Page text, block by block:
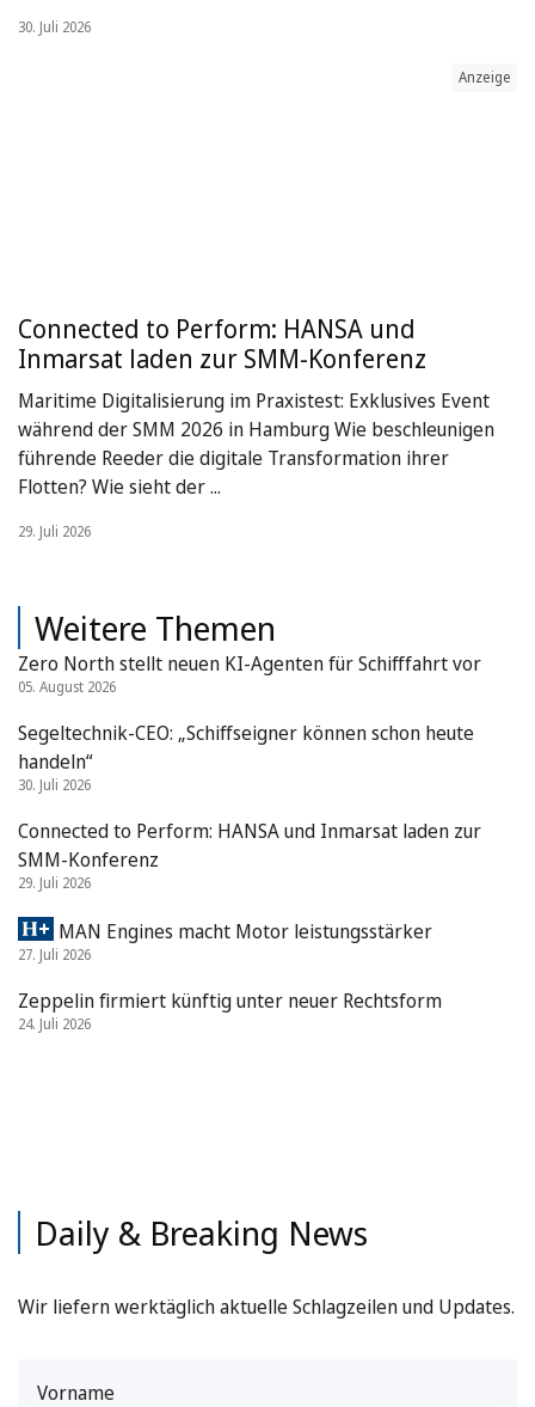
30. Juli 2026
Anzeige
Connected to Perform: HANSA und
Inmarsat laden zur SMM-Konferenz
Maritime Digitalisierung im Praxistest: Exklusives Event
während der SMM 2026 in Hamburg Wie beschleunigen
führende Reeder die digitale Transformation ihrer
Flotten? Wie sieht der ...
29. Juli 2026
Weitere Themen
Zero North stellt neuen KI-Agenten für Schifffahrt vor
05. August 2026
Segeltechnik-CEO: „Schiffseigner können schon heute
handeln“
30. Juli 2026
Connected to Perform: HANSA und Inmarsat laden zur
SMM-Konferenz
29. Juli 2026
MAN Engines macht Motor leistungsstärker
27. Juli 2026
Zeppelin firmiert künftig unter neuer Rechtsform
24. Juli 2026
Daily & Breaking News
Wir liefern werktäglich aktuelle Schlagzeilen und Updates.
Vorname